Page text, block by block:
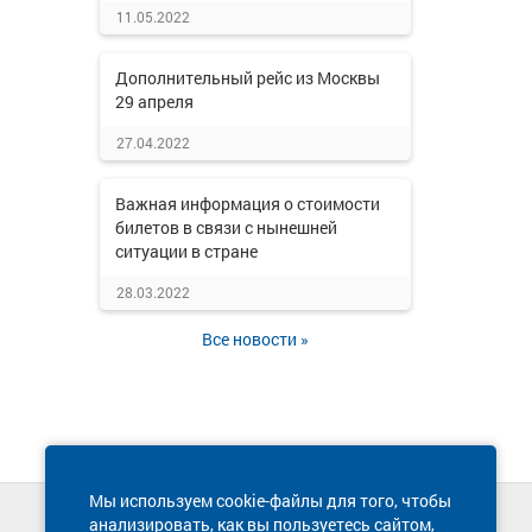
11.05.2022
Дополнительный рейс из Москвы
29 апреля
27.04.2022
Важная информация о стоимости
билетов в связи с нынешней
ситуации в стране
28.03.2022
Все новости »
Мы используем cookie-файлы для того, чтобы
анализировать, как вы пользуетесь сайтом,